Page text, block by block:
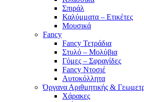
Σπιράλ
Καλύμματα – Ετικέτες
Μουσικά
Fancy
Fancy Τετράδια
Στυλό – Μολύβια
Γόμες – Σφραγίδες
Fancy Ντοσιέ
Αυτοκόλλητα
Όργανα Αριθμητικής &
Χάρακες